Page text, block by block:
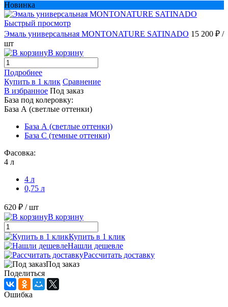
Новинка
Быстрый просмотр
Эмаль универсальная MONTONATURE SATINADO 15 200 ₽ /
шт
В корзину
Подробнее
Купить в 1 клик Сравнение
В избранное Под заказ
База под колеровку:
База А (светлые оттенки)
База А (светлые оттенки)
База С (темные оттенки)
Фасовка:
4 л
4 л
0,75 л
620 ₽ / шт
В корзину
Купить в 1 клик
Нашли дешевле
Рассчитать доставку
Под заказ
Поделиться
Ошибка